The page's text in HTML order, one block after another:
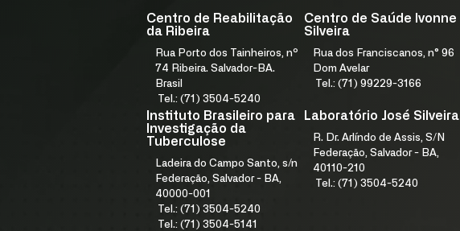
Centro de Reabilitação
da Ribeira
Rua Porto dos Tainheiros, nº
74 Ribeira. Salvador-BA.
Brasil
Tel.: (71) 3504-5240
Centro de Saúde Ivonne
Silveira
Rua dos Franciscanos, n° 96
Dom Avelar
Tel.: (71) 99229-3166
Instituto Brasileiro para
Investigação da
Tuberculose
Ladeira do Campo Santo, s/n
Federação, Salvador - BA,
40000-001
Tel.: (71) 3504-5240
Tel.: (71) 3504-5141
Laboratório José Silveira
R. Dr. Arlíndo de Assis, S/N
Federação, Salvador - BA,
40110-210
Tel.: (71) 3504-5240